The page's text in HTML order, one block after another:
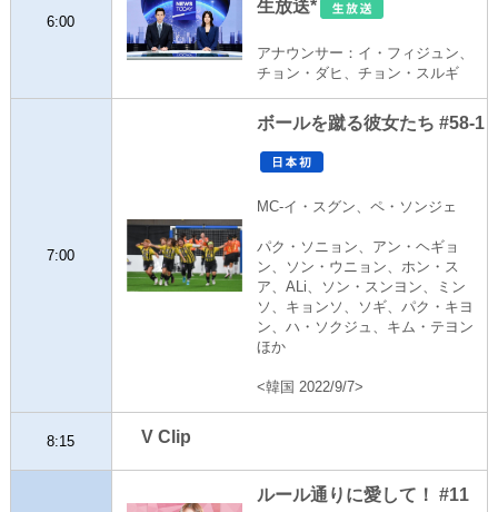
6:00
生放送*
アナウンサー：イ・フィジュン、
チョン・ダヒ、チョン・スルギ
7:00
ボールを蹴る彼女たち #58-1
MC-イ・スグン、ペ・ソンジェ
パク・ソニョン、アン・ヘギョ
ン、ソン・ウニョン、ホン・ス
ア、ALi、ソン・スンヨン、ミン
ソ、キョンソ、ソギ、パク・キヨ
ン、ハ・ソクジュ、キム・テヨン
ほか
<韓国 2022/9/7>
8:15 V Clip
ルール通りに愛して！ #11